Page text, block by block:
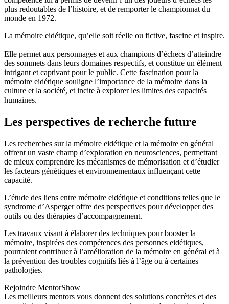
plus redoutables de l’histoire, et de remporter le championnat du
monde en 1972.
La mémoire eidétique, qu’elle soit réelle ou fictive, fascine et inspire.
Elle permet aux personnages et aux champions d’échecs d’atteindre
des sommets dans leurs domaines respectifs, et constitue un élément
intrigant et captivant pour le public. Cette fascination pour la
mémoire eidétique souligne l’importance de la mémoire dans la
culture et la société, et incite à explorer les limites des capacités
humaines.
Les perspectives de recherche future
Les recherches sur la mémoire eidétique et la mémoire en général
offrent un vaste champ d’exploration en neurosciences, permettant
de mieux comprendre les mécanismes de mémorisation et d’étudier
les facteurs génétiques et environnementaux influençant cette
capacité.
L’étude des liens entre mémoire eidétique et conditions telles que le
syndrome d’Asperger offre des perspectives pour développer des
outils ou des thérapies d’accompagnement.
Les travaux visant à élaborer des techniques pour booster la
mémoire, inspirées des compétences des personnes eidétiques,
pourraient contribuer à l’amélioration de la mémoire en général et à
la prévention des troubles cognitifs liés à l’âge ou à certaines
pathologies.
Rejoindre MentorShow
Les meilleurs mentors vous donnent des solutions concrètes et des